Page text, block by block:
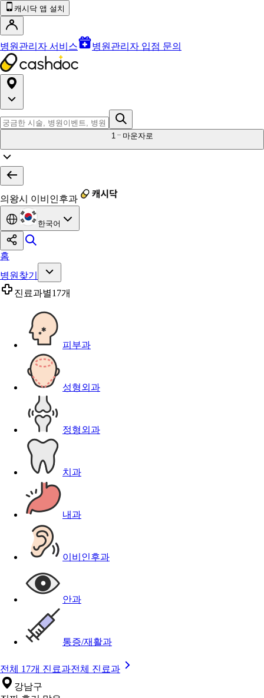
캐시닥 앱 설치
병원관리자 서비스 병원관리자 입점 문의
1 마운자로
의왕시 이비인후과
한국어
홈
병원찾기
진료과별17개
피부과
성형외과
정형외과
치과
내과
이비인후과
안과
통증/재활과
전체 17개 진료과전체 진료과
강남구